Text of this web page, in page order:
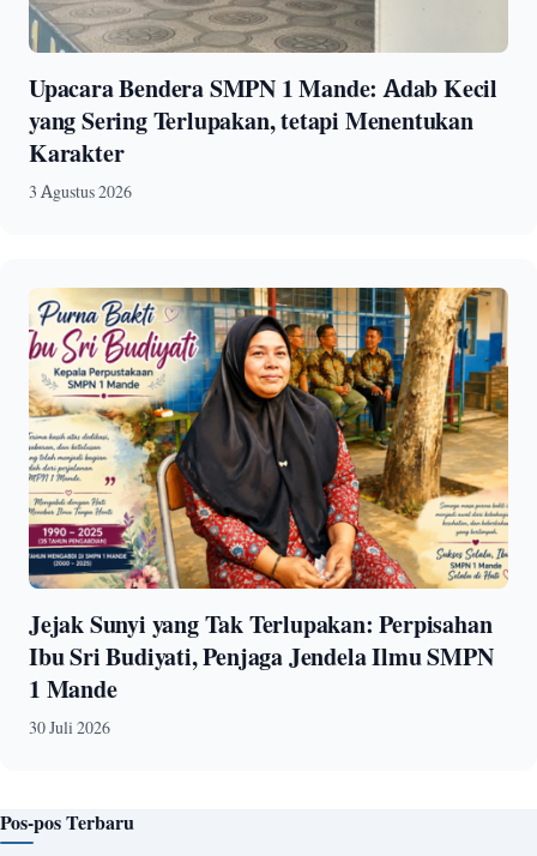
Upacara Bendera SMPN 1 Mande: Adab Kecil
yang Sering Terlupakan, tetapi Menentukan
Karakter
3 Agustus 2026
Jejak Sunyi yang Tak Terlupakan: Perpisahan
Ibu Sri Budiyati, Penjaga Jendela Ilmu SMPN
1 Mande
30 Juli 2026
Pos-pos Terbaru